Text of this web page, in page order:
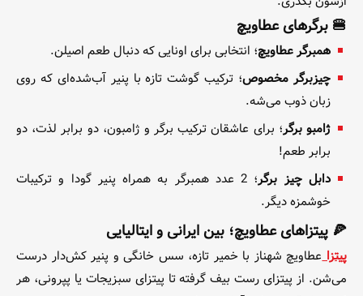
🍔 برگرهای عطاویچ
همبرگر عطاویچ؛ انتخابی برای اونایی که دنبال طعم اصیلن.
چیزبرگر مخصوص؛ ترکیب گوشت تازه با پنیر آب‌شده‌ای که روی
زبان ذوب می‌شه.
ژامبو برگر؛ برای عاشقان ترکیب برگر و ژامبون، دو برابر لذت، دو
برابر طعم!
دابل چیز برگر
؛ 2 عدد همبرگر به همراه پنیر گودا و ترکیبات
خوشمزه دیگر.
🍕 پیتزاهای عطاویچ؛ بین ایرانی و ایتالیایی
پیتزاعطاویچ شهناز با خمیر تازه، سس خانگی و پنیر کش‌دار درست
می‌شن. از پیتزای رست بیف گرفته تا پیتزای سبزیجات یا پپرونی، هر